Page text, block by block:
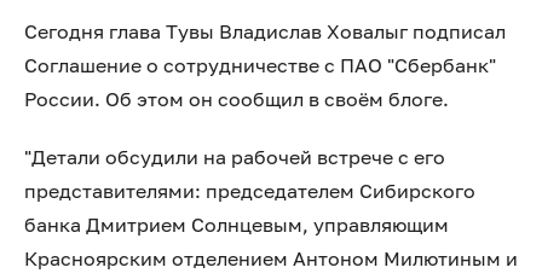
Сегодня глава Тувы Владислав Ховалыг подписал
Соглашение о сотрудничестве с ПАО "Сбербанк"
России. Об этом он сообщил в своём блоге.
"Детали обсудили на рабочей встрече с его
представителями: председателем Сибирского
банка Дмитрием Солнцевым, управляющим
Красноярским отделением Антоном Милютиным и